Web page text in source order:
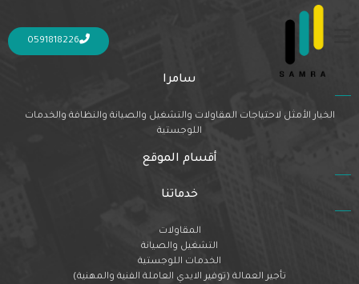
0591818226
Nothing Found
It seems we can’t find what you’re looking for. Perhaps searching can help.
سامرا
الخيار الأمثل لاحتياجات المقاولات والتشغيل والصيانة والنظافة والخدمات
اللوجستية
أقسام الموقع
خدماتنا
المقاولات
التشغيل والصيانة
الخدمات اللوجستية
تأجير العمالة (توفير الايدي العاملة الفنية والمهنية)